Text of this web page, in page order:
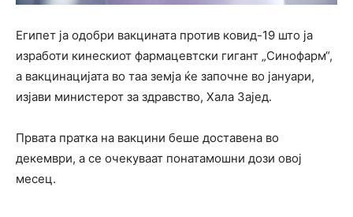
Египет ја одобри вакцината против ковид-19 што ја
изработи кинескиот фармацевтски гигант „Синофарм“,
а вакцинацијата во таа земја ќе започне во јануари,
изјави министерот за здравство, Хала Зајед.
Првата пратка на вакцини беше доставена во
декември, а се очекуваат понатамошни дози овој
месец.